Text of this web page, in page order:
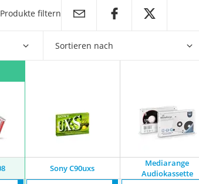
Produkte filtern
Sortieren nach
Sony C90uxs
Mediarange
Audiokassette